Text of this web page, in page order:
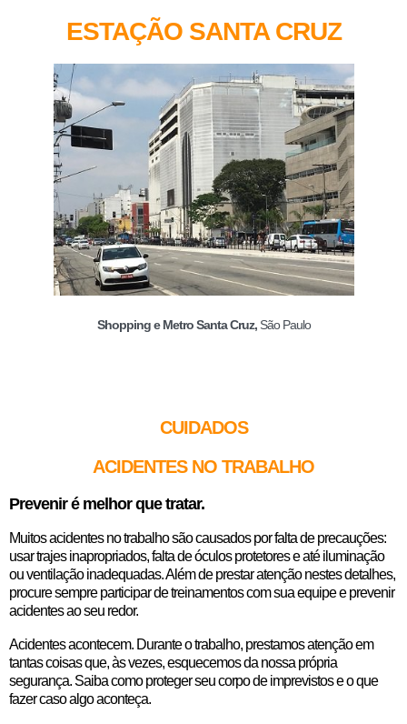
ESTAÇÃO SANTA CRUZ
Shopping e Metro Santa Cruz, São Paulo
CUIDADOS
ACIDENTES NO TRABALHO
Prevenir é melhor que tratar.
Muitos acidentes no trabalho são causados por falta de precauções:
usar trajes inapropriados, falta de óculos protetores e até iluminação
ou ventilação inadequadas. Além de prestar atenção nestes detalhes,
procure sempre participar de treinamentos com sua equipe e prevenir
acidentes ao seu redor.
Acidentes acontecem. Durante o trabalho, prestamos atenção em
tantas coisas que, às vezes, esquecemos da nossa própria
segurança. Saiba como proteger seu corpo de imprevistos e o que
fazer caso algo aconteça.